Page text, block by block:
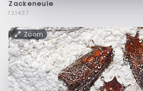
Zackeneule
f21437
Zoom